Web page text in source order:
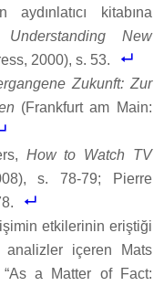
kitabına
Understanding New
2000), s. 53.
Zukunft: Zur
(Frankfurt am Main:
How to Watch TV
s. 78-79; Pierre
etkilerinin eriştiği
içeren Mats
“As a Matter of Fact: